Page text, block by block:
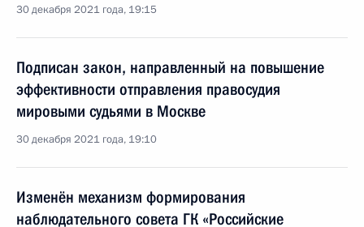
30 декабря 2021 года, 19:15
Подписан закон, направленный на повышение
эффективности отправления правосудия
мировыми судьями в Москве
30 декабря 2021 года, 19:10
Изменён механизм формирования
наблюдательного совета ГК «Российские